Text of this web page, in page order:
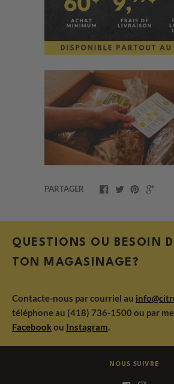
PARTAGER
QUESTIONS OU BESOIN
TON MAGASINAGE?
Contacte-nous par courriel au
téléphone au (418) 736-1500 ou par
Facebookou Instagram.
NOUS SUIVRE